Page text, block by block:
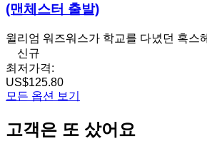
(맨체스터 출발)
윌리엄 워즈워스가 학교를 다녔던 혹스
신규
최저가격:
US$125.80
모든 옵션 보기
고객은 또 샀어요